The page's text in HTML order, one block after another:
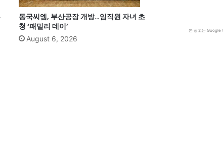
동국씨엠, 부산공장 개방…임직원 자녀 초
청 ‘패밀리 데이’
August 6, 2026
본 광고는 Google